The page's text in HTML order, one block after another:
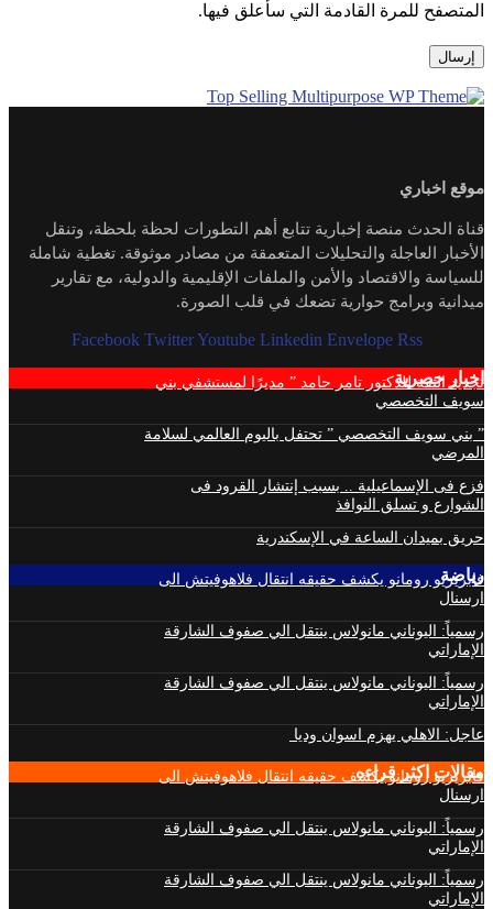
المتصفح للمرة القادمة التي سأعلق فيها.
موقع اخباري
قناة الحدث منصة إخبارية تتابع أهم التطورات لحظة بلحظة، وتنقل
الأخبار العاجلة والتحليلات المتعمقة من مصادر موثوقة. تغطية شاملة
للسياسة والاقتصاد والأمن والملفات الإقليمية والدولية، مع تقارير
ميدانية وبرامج حوارية تضعك في قلب الصورة.
Facebook Twitter Youtube Linkedin Envelope Rss
اخبار حصرية
تجديد الثقة للدكتور تامر حامد ” مديرًا لمستشفي بني
سويف التخصصي
” بني سويف التخصصي ” تحتفل باليوم العالمي لسلامة
المرضي
فزع فى الإسماعيلية .. بسبب إنتشار القرود فى
الشوارع و تسلق النوافذ
حريق بميدان الساعة في الإسكندرية
رياضة
فابريزيو رومانو يكشف حقيقه انتقال فلاهوفيتش الى
ارسنال
رسمياً: اليوناني مانولاس ينتقل الي صفوف الشارقة
الإماراتي
رسمياً: اليوناني مانولاس ينتقل الي صفوف الشارقة
الإماراتي
عاجل: الاهلي يهزم اسوان وديا
مقالات اكثر قراءه
فابريزيو رومانو يكشف حقيقه انتقال فلاهوفيتش الى
ارسنال
رسمياً: اليوناني مانولاس ينتقل الي صفوف الشارقة
الإماراتي
رسمياً: اليوناني مانولاس ينتقل الي صفوف الشارقة
الإماراتي